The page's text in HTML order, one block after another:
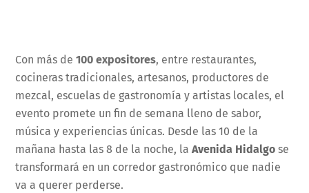
Con más de100 expositores, entre restaurantes,
cocineras tradicionales, artesanos, productores de
mezcal, escuelas de gastronomía y artistas locales, el
evento promete un fin de semana lleno de sabor,
música y experiencias únicas. Desde las 10 de la
mañana hasta las 8 de la noche, laAvenida Hidalgo se
transformará en un corredor gastronómico que nadie
va a querer perderse.